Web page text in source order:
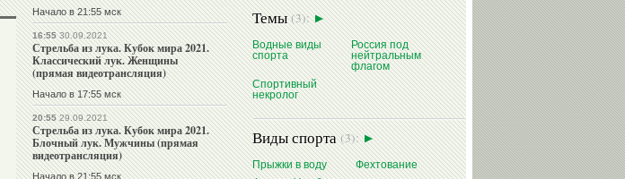
Начало в 21:55 мск
16:5530.09.2021
Стрельба из лука. Кубок мира 2021.
Классический лук. Женщины
(прямая видеотрансляция)
Начало в 17:55 мск
20:5529.09.2021
Стрельба из лука. Кубок мира 2021.
Блочный лук. Мужчины (прямая
видеотрансляция)
Начало в 21:55 мск
1954г. — родилсяВалерий
ГАЗЗАЕВ(футбол)
1956г. — родилсяВладимир
РЫБАКОВ(легкая атлетика)
читать далее
Темы(3):
Водные виды
спорта
Россия под
нейтральным
флагом
Спортивный
некролог
Виды спорта(3):
Прыжки в воду
Фехтование